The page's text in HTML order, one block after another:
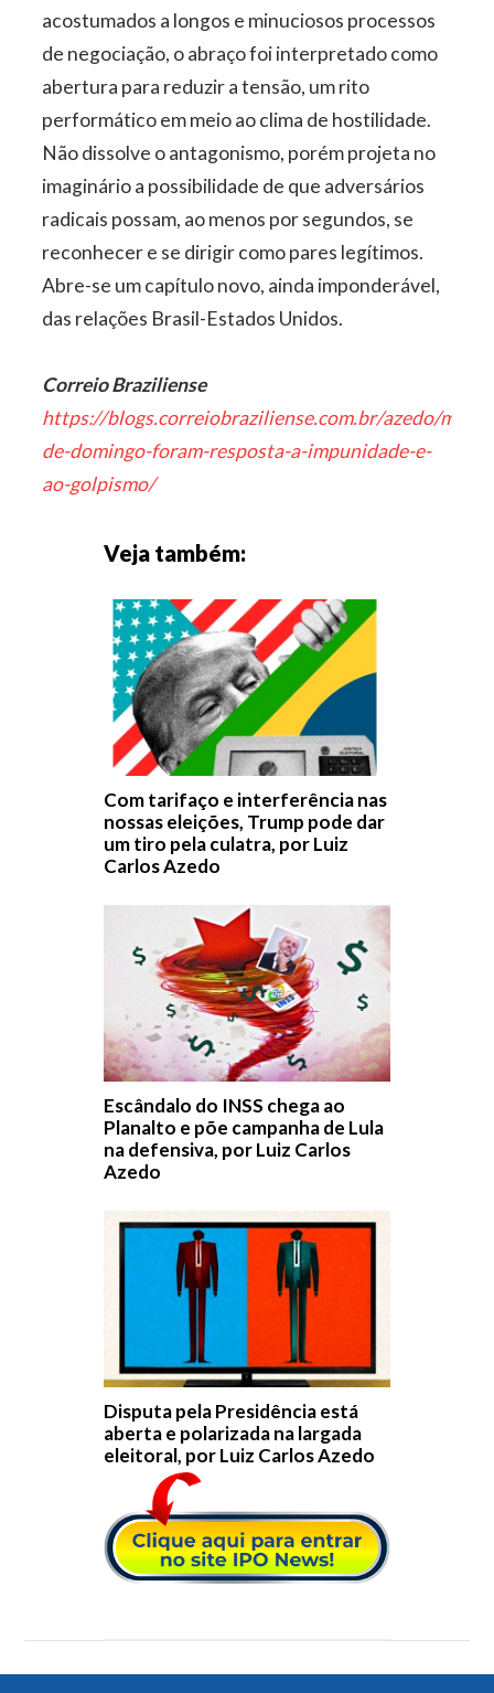
acostumados a longos e minuciosos processos
de negociação, o abraço foi interpretado como
abertura para reduzir a tensão, um rito
performático em meio ao clima de hostilidade.
Não dissolve o antagonismo, porém projeta no
imaginário a possibilidade de que adversários
radicais possam, ao menos por segundos, se
reconhecer e se dirigir como pares legítimos.
Abre-se um capítulo novo, ainda imponderável,
das relações Brasil-Estados Unidos.
Correio Braziliense
https://blogs.correiobraziliense.com.br/azedo/
de-domingo-foram-resposta-a-impunidade-e-
ao-golpismo/
Veja também:
Com tarifaço e interferência nas
nossas eleições, Trump pode dar
um tiro pela culatra, por Luiz
Carlos Azedo
Escândalo do INSS chega ao
Planalto e põe campanha de Lula
na defensiva, por Luiz Carlos
Azedo
Disputa pela Presidência está
aberta e polarizada na largada
eleitoral, por Luiz Carlos Azedo